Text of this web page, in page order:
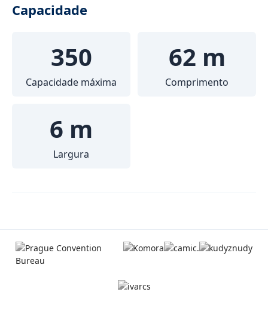
Capacidade
350
Capacidade máxima
62 m
Comprimento
6 m
Largura